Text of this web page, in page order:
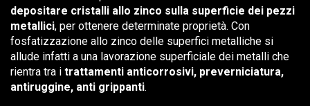
depositare cristalli allo zinco sulla superficie dei pezzi
metallici, per ottenere determinate proprietà. Con
fosfatizzazione allo zinco delle superfici metalliche si
allude infatti a una lavorazione superficiale dei metalli che
rientra tra i trattamenti anticorrosivi, preverniciatura,
antiruggine, anti grippanti.